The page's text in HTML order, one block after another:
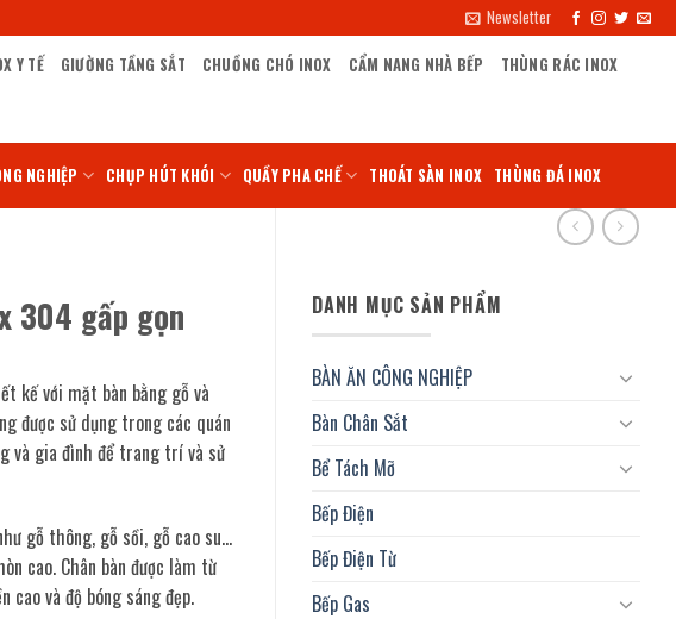
Newsletter
Y TẾ GIƯỜNG TẦNG SẮT CHUỒNG CHÓ INOX CẨM NANG NHÀ BẾP THÙNG RÁC INOX
NGHIỆP CHỤP HÚT KHÓI QUẦY PHA CHẾ THOÁT SÀN INOX THÙNG ĐÁ INOX
DANH MỤC SẢN PHẨM
BÀN ĂN CÔNG NGHIỆP
Bàn Chân Sắt
Bể Tách Mỡ
Bếp Điện
Bếp Điện Từ
Bếp Gas
304 gấp gọn
kế với mặt bàn bằng gỗ và
được sử dụng trong các quán
và gia đình để trang trí và sử
gỗ thông, gỗ sồi, gỗ cao su…
cao. Chân bàn được làm từ
cao và độ bóng sáng đẹp.